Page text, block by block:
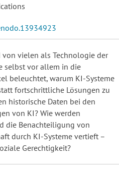
vielen als Technologie der
selbst vor allem in die
beleuchtet, warum KI-Systeme
fortschrittliche Lösungen zu
historische Daten bei den
von KI? Wie werden
die Benachteiligung von
durch KI-Systeme vertieft –
Gerechtigkeit?